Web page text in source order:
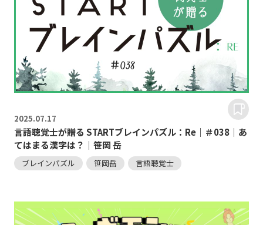
2025.07.17
言語聴覚士が贈る STARTブレインパズル：Re｜＃038｜あ
てはまる漢字は？｜笹岡 岳
ブレインパズル 笹岡岳 言語聴覚士